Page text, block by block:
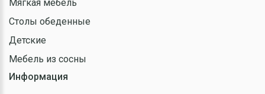
Мягкая мебель
Столы обеденные
Детские
Мебель из сосны
Информация